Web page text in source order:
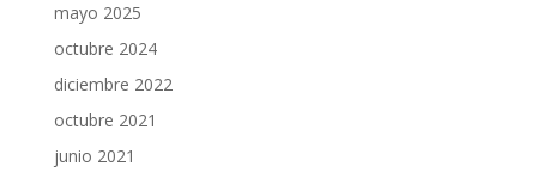
mayo 2025
octubre 2024
diciembre 2022
octubre 2021
junio 2021